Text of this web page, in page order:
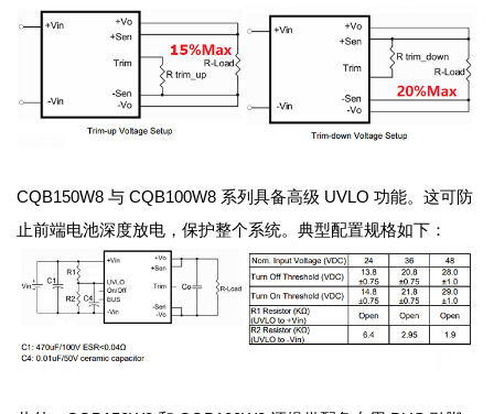
CQB150W8 与 CQB100W8 系列具备高级 UVLO 功能。这可防
止前端电池深度放电，保护整个系统。典型配置规格如下：